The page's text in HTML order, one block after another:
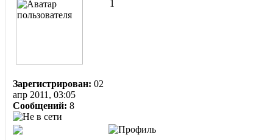
Зарегистрирован: 02
апр 2011, 03:05
Сообщений: 8
1